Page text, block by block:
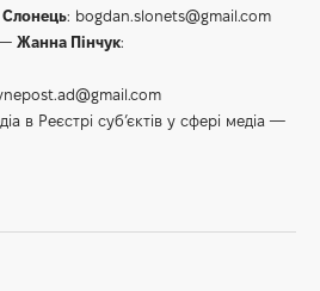
Слонець: bogdan.slonets@gmail.com
— Жанна Пінчук:
в Реєстрі суб’єктів у сфері медіа —